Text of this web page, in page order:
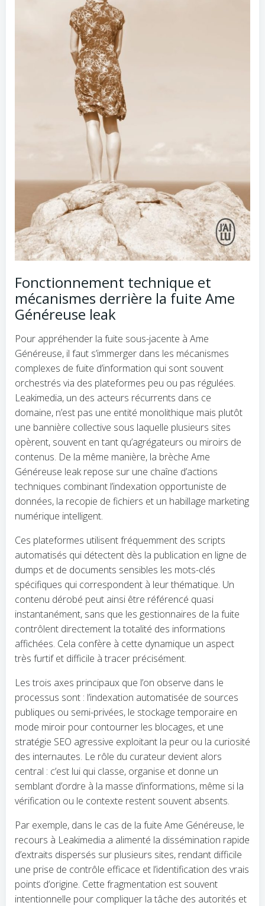
Fonctionnement technique et
mécanismes derrière la fuite Ame
Généreuse leak
Pour appréhender la fuite sous-jacente à Ame
Généreuse, il faut s’immerger dans les mécanismes
complexes de fuite d’information qui sont souvent
orchestrés via des plateformes peu ou pas régulées.
Leakimedia, un des acteurs récurrents dans ce
domaine, n’est pas une entité monolithique mais plutôt
une bannière collective sous laquelle plusieurs sites
opèrent, souvent en tant qu’agrégateurs ou miroirs de
contenus. De la même manière, la brèche Ame
Généreuse leak repose sur une chaîne d’actions
techniques combinant l’indexation opportuniste de
données, la recopie de fichiers et un habillage marketing
numérique intelligent.
Ces plateformes utilisent fréquemment des scripts
automatisés qui détectent dès la publication en ligne de
dumps et de documents sensibles les mots-clés
spécifiques qui correspondent à leur thématique. Un
contenu dérobé peut ainsi être référencé quasi
instantanément, sans que les gestionnaires de la fuite
contrôlent directement la totalité des informations
affichées. Cela confère à cette dynamique un aspect
très furtif et difficile à tracer précisément.
Les trois axes principaux que l’on observe dans le
processus sont : l’indexation automatisée de sources
publiques ou semi-privées, le stockage temporaire en
mode miroir pour contourner les blocages, et une
stratégie SEO agressive exploitant la peur ou la curiosité
des internautes. Le rôle du curateur devient alors
central : c’est lui qui classe, organise et donne un
semblant d’ordre à la masse d’informations, même si la
vérification ou le contexte restent souvent absents.
Par exemple, dans le cas de la fuite Ame Généreuse, le
recours à Leakimedia a alimenté la dissémination rapide
d’extraits dispersés sur plusieurs sites, rendant difficile
une prise de contrôle efficace et l’identification des vrais
points d’origine. Cette fragmentation est souvent
intentionnelle pour compliquer la tâche des autorités et